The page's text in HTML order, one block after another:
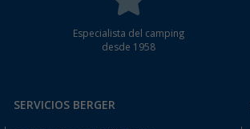
Especialista del camping
desde 1958
SERVICIOS BERGER